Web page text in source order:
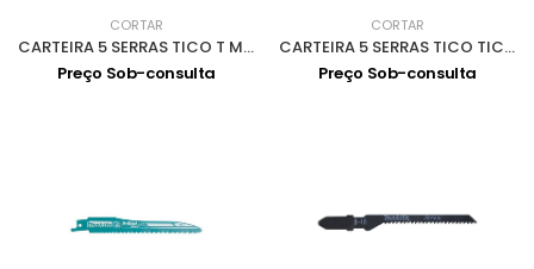
CORTAR
CARTEIRA 5 SERRAS TICO T METAL 65mm A-86561
Preço Sob-consulta
CORTAR
CARTEIRA 5 SERRAS TICO TICO METAL 105mm P-47204
Preço Sob-consulta